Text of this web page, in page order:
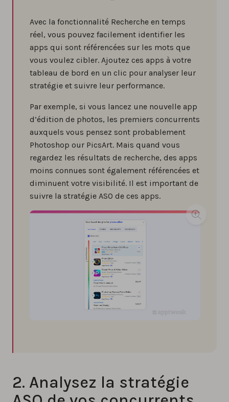
Avec la fonctionnalité Recherche en temps
réel, vous pouvez facilement identifier les
apps qui sont référencées sur les mots que
vous voulez cibler. Ajoutez ces apps à votre
tableau de bord en un clic pour analyser leur
stratégie et suivre leur performance.
Par exemple, si vous lancez une nouvelle app
d’édition de photos, les premiers concurrents
auxquels vous pensez sont probablement
Photoshop our PicsArt. Mais quand vous
regardez les résultats de recherche, des apps
moins connues sont également référencées et
diminuent votre visibilité. Il est important de
suivre la stratégie ASO de ces apps.
2. Analysez la stratégie